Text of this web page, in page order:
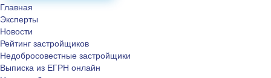
Главная
Эксперты
Новости
Рейтинг застройщиков
Недобросовестные застройщики
Выписка из ЕГРН онлайн